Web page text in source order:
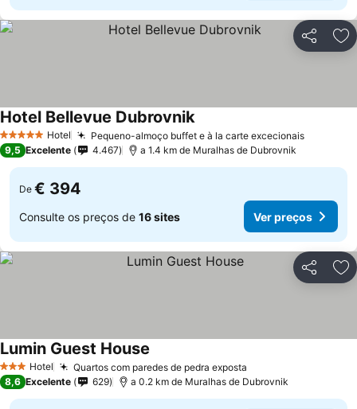
Partilhar
5 Estrelas Hotel Pequeno-almoço buffet e à la carte excecionais
Hotel Bellevue Dubrovnik
9,5 Excelente 4.467 a 1.4 km de Muralhas de Dubrovnik
De € 394
Consulte os preços de 16 sites Ver preços
Partilhar
3 EstrelasHotel Quartos com paredes de pedra exposta
Lumin Guest House
8,6 Excelente 629 a 0.2 km de Muralhas de Dubrovnik